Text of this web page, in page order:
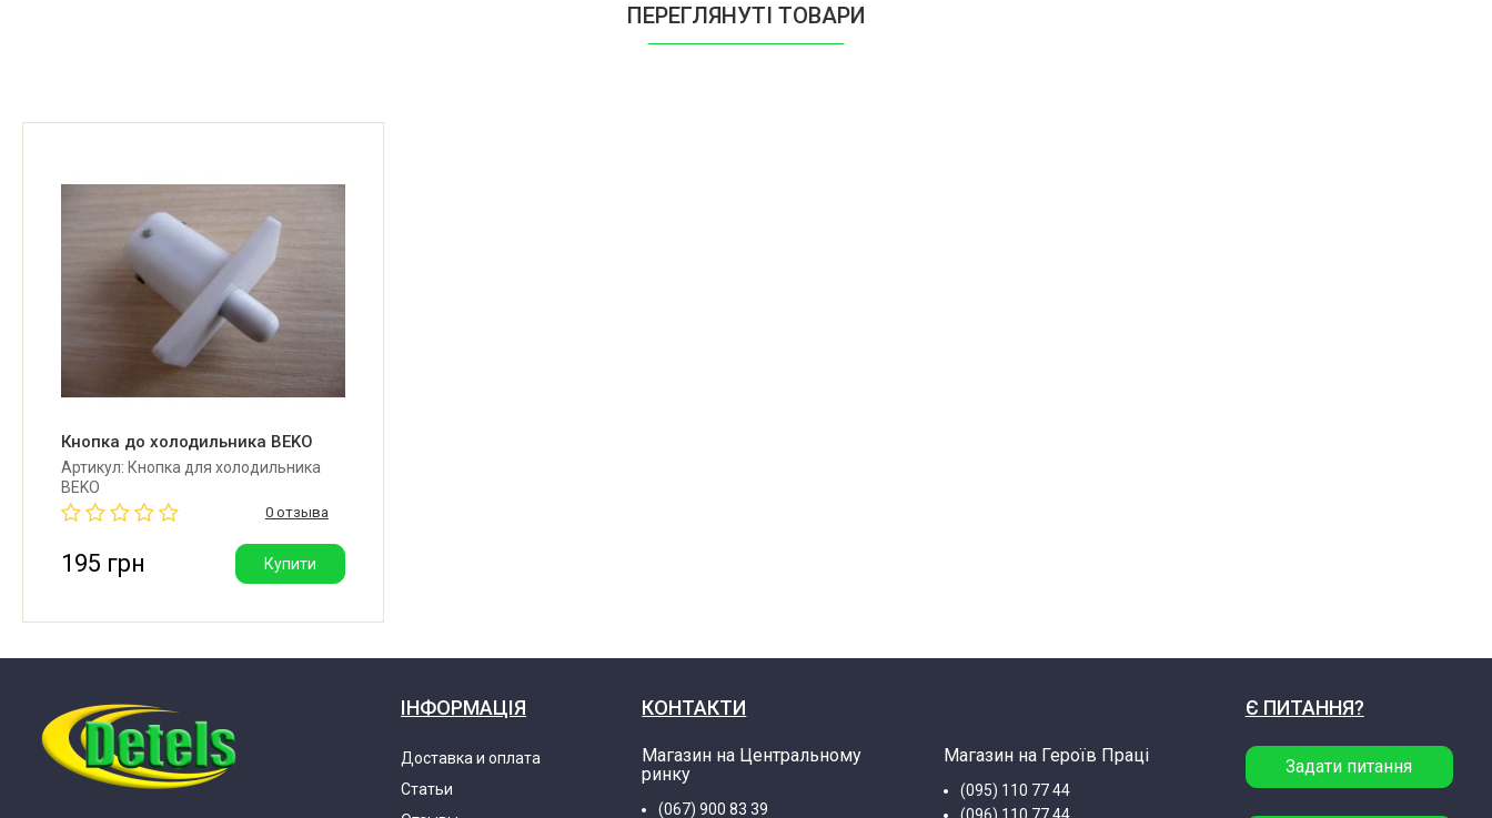
ПЕРЕГЛЯНУТІ ТОВАРИ
Кнопка до холодильника BEKO
Артикул: Кнопка для холодильника
BEKO
0 отзыва
195 грн Купити
ІНФОРМАЦІЯ
Доставка и оплата
Статьи
КОНТАКТИ
Магазин на Центральному
ринку
(067) 900 83 39
Магазин на Героїв Праці
(095) 110 77 44
Є ПИТАННЯ?
Задати питання